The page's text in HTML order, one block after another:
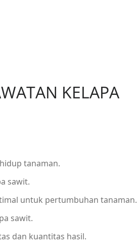
KELAPA
tanaman.
sawit.
untuk pertumbuhan tanaman.
sawit.
dan kuantitas hasil.